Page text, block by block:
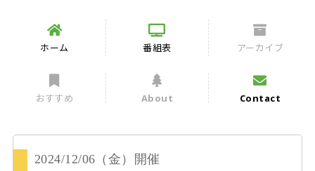
ホーム 番組表 アーカイブ
おすすめ About Contact
2024/12/06 （金） 開催